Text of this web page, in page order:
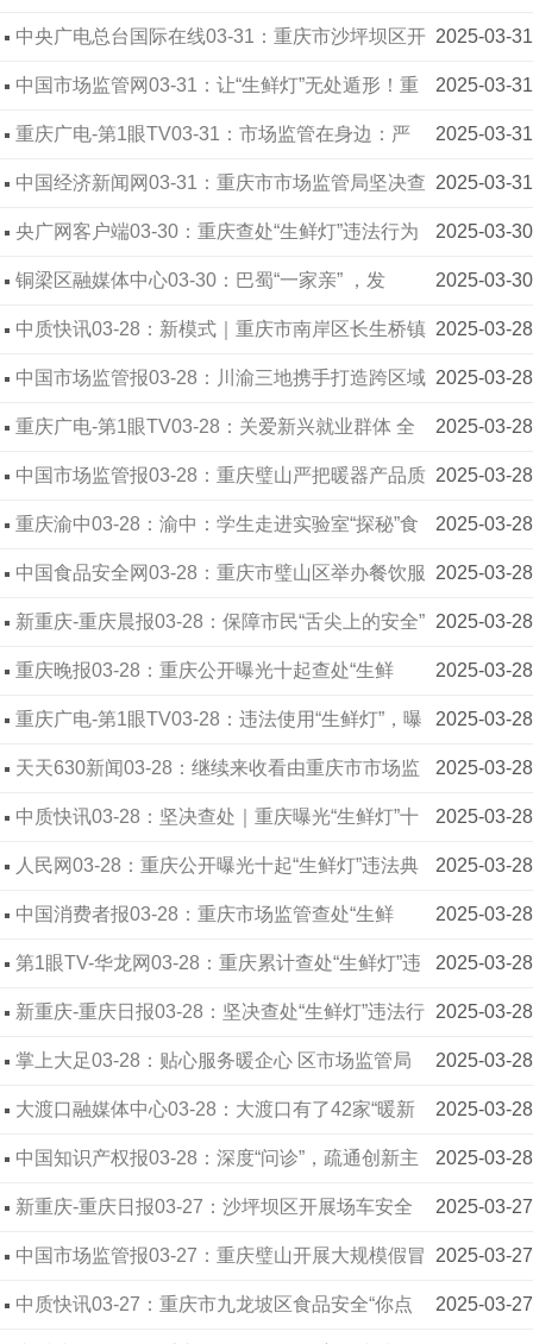
重拳整治“幽灵外卖” 守护群众“舌尖安全” 2025-03-31
中央广电总台国际在线03-31：重庆市沙坪坝区开
展联合检查行动 共筑食品安全防线 2025-03-31
中国市场监管网03-31：让“生鲜灯”无处遁形！重
庆曝光十起典型案例 2025-03-31
重庆广电-第1眼TV03-31：市场监管在身边：严
禁使用”生鲜灯“ 市民发现可举报 2025-03-31
中国经济新闻网03-31：重庆市市场监管局坚决查
处“生鲜灯”违法行为 2025-03-30
央广网客户端03-30：重庆查处“生鲜灯”违法行为
曝光十起典型案例 2025-03-30
铜梁区融媒体中心03-30：巴蜀“一家亲” ，发
展“一盘棋”！川渝十二地消委会在铜梁开展消费体验
活动
2025-03-28
中质快讯03-28：新模式｜重庆市南岸区长生桥镇
市场监管所赋能营商环境优化 2025-03-28
中国市场监管报03-28：川渝三地携手打造跨区域
线下无理由退换货承诺圈 2025-03-28
重庆广电-第1眼TV03-28：关爱新兴就业群体 全
市首批“暖新商户”出笼 2025-03-28
中国市场监管报03-28：重庆璧山严把暖器产品质
量关 2025-03-28
重庆渝中03-28：渝中：学生走进实验室“探秘”食
品安全检测 “数”说食品安全“指数” 2025-03-28
中国食品安全网03-28：重庆市璧山区举办餐饮服
务食品安全与膳食营养健康大讲堂 助推行业高质量
发展
2025-03-28
新重庆-重庆晨报03-28：保障市民“舌尖上的安全”
我市公开曝光十起违法使用“生鲜灯”典型案例 2025-03-28
重庆晚报03-28：重庆公开曝光十起查处“生鲜
灯”违法行为典型案例 2025-03-28
重庆广电-第1眼TV03-28：违法使用“生鲜灯”，曝
光！ 2025-03-28
天天630新闻03-28：继续来收看由重庆市市场监
督管理局和天天630联合推出的节目《市场监管在身
边》
2025-03-28
中质快讯03-28：坚决查处｜重庆曝光“生鲜灯”十
个典型案例 2025-03-28
人民网03-28：重庆公开曝光十起“生鲜灯”违法典
型案件 2025-03-28
中国消费者报03-28：重庆市场监管查处“生鲜
灯”违法行为 曝光10起典型案例 2025-03-28
第1眼TV-华龙网03-28：重庆累计查处“生鲜灯”违
法案件91件 公开曝光十起典型案例 2025-03-28
新重庆-重庆日报03-28：坚决查处“生鲜灯”违法行
为！重庆曝光十起典型案例 2025-03-28
掌上大足03-28：贴心服务暖企心 区市场监管局
为外资企业落地提速加码 2025-03-28
大渡口融媒体中心03-28：大渡口有了42家“暖新
商户”，他们可以做这些事 2025-03-28
中国知识产权报03-28：深度“问诊”，疏通创新主
体融资梗阻 2025-03-27
新重庆-重庆日报03-27：沙坪坝区开展场车安全
专项排查整治 发现并整改安全隐患20余个 2025-03-27
中国市场监管报03-27：重庆璧山开展大规模假冒
伪劣商品集中销毁行动 2025-03-27
中质快讯03-27：重庆市九龙坡区食品安全“你点